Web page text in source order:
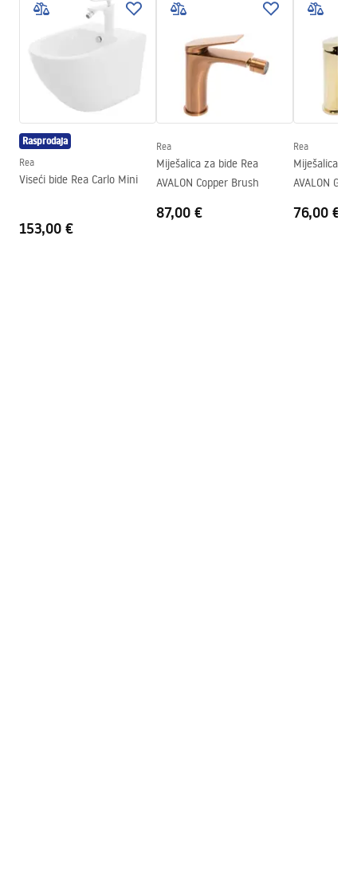
Vrsta izljevne cijevi
Pomična
Mjed
Doseg izljeva
mm
Visina
PVD
Promjer priključka
Montažne upute
Faucet.pdf
Warranty_Terms_and_Conditions_Faucets_-_5.pdf
Rasprodaja
Rea
Viseći bide Rea Carlo Mini
153,00 €
Rea
Miješalica za bide Rea
AVALON Copper Brush
87,00 €
Rea
Miješalica za
AVALON Gold
76,00 €